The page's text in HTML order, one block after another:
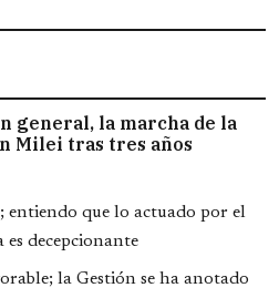
general, la marcha de la
Milei tras tres años
entiendo que lo actuado por el
decepcionante
la Gestión se ha anotado